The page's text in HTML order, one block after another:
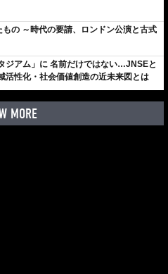
の ～時代の要請、ロンドン公演と古式
ジアム」に 名前だけではない…JNSEと
活性化・社会価値創造の近未来図とは
MORE